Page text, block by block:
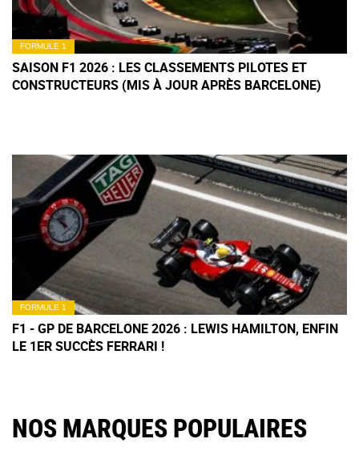
FORMULE 1
SAISON F1 2026 : LES CLASSEMENTS PILOTES ET
CONSTRUCTEURS (MIS À JOUR APRÈS BARCELONE)
FORMULE 1
F1 - GP DE BARCELONE 2026 : LEWIS HAMILTON, ENFIN
LE 1ER SUCCÈS FERRARI !
NOS MARQUES POPULAIRES